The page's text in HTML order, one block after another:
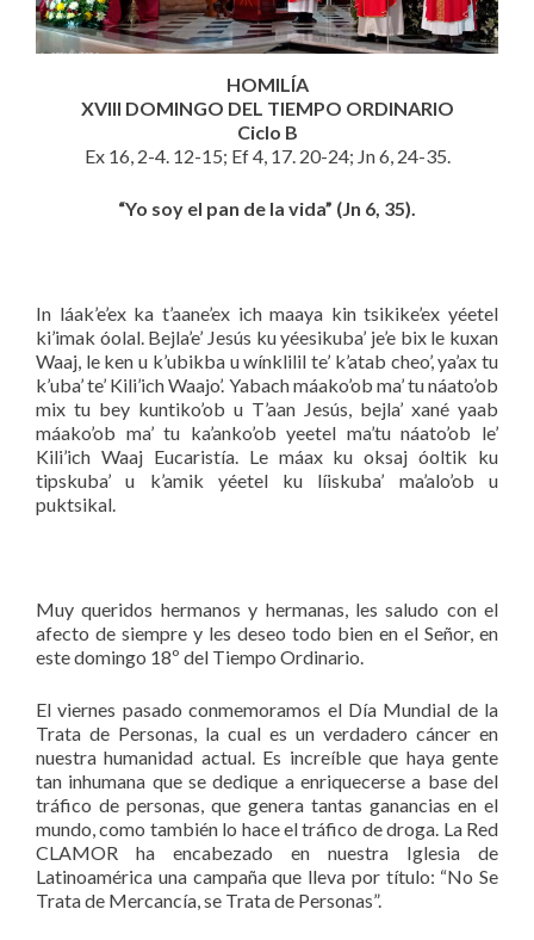
HOMILÍA
XVIII DOMINGO DEL TIEMPO ORDINARIO
Ciclo B
Ex 16, 2-4. 12-15; Ef 4, 17. 20-24; Jn 6, 24-35.
“Yo soy el pan de la vida” (Jn 6, 35).
In láak’e’ex ka t’aane’ex ich maaya kin tsikike’ex yéetel
ki’imak óolal. Bejla’e’ Jesús ku yéesikuba’ je’e bix le kuxan
Waaj, le ken u k’ubikba u wínklilil te’ k’atab cheo’, ya’ax tu
k’uba’ te’ Kili’ich Waajo’. Yabach máako’ob ma’ tu náato’ob
mix tu bey kuntiko’ob u T’aan Jesús, bejla’ xané yaab
máako’ob ma’ tu ka’anko’ob yeetel ma’tu náato’ob le’
Kili’ich Waaj Eucaristía. Le máax ku oksaj óoltik ku
tipskuba’ u k’amik yéetel ku líiskuba’ ma’alo’ob u
puktsikal.
Muy queridos hermanos y hermanas, les saludo con el
afecto de siempre y les deseo todo bien en el Señor, en
este domingo 18º del Tiempo Ordinario.
El viernes pasado conmemoramos el Día Mundial de la
Trata de Personas, la cual es un verdadero cáncer en
nuestra humanidad actual. Es increíble que haya gente
tan inhumana que se dedique a enriquecerse a base del
tráfico de personas, que genera tantas ganancias en el
mundo, como también lo hace el tráfico de droga. La Red
CLAMOR ha encabezado en nuestra Iglesia de
Latinoamérica una campaña que lleva por título: “No Se
Trata de Mercancía, se Trata de Personas”.